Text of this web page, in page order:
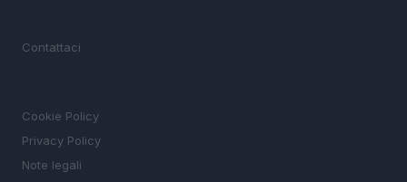
Contattaci
Cookie Policy
Privacy Policy
Note legali